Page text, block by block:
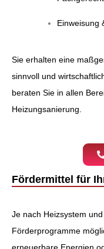
Einweisung
Sie erhalten eine
sinnvoll und
beraten Sie in allen
Heizungsanierung.
Fördermittel für
Je nach Heizsystem
Förderprogramme